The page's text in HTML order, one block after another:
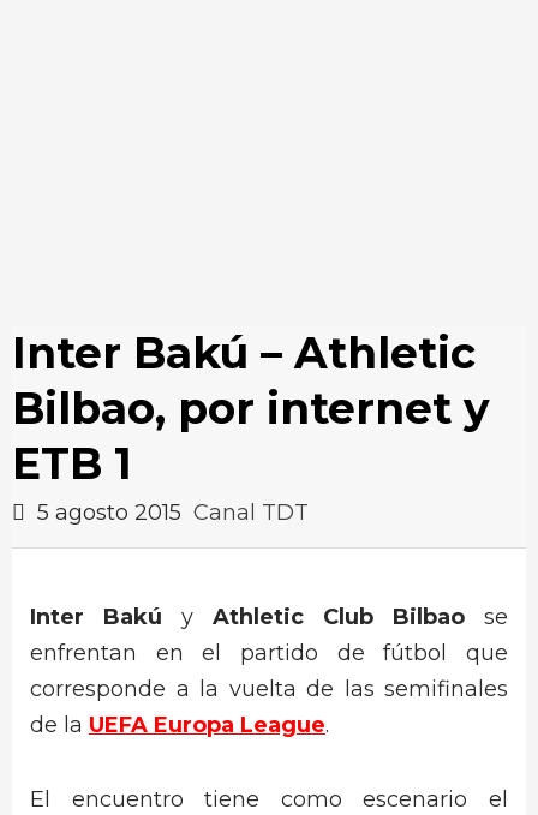
Inter Bakú – Athletic
Bilbao, por internet y
ETB 1
5 agosto 2015 Canal TDT
Inter Bakú y Athletic Club Bilbao se
enfrentan en el partido de fútbol que
corresponde a la vuelta de las semifinales
de la UEFA Europa League.
El encuentro tiene como escenario el